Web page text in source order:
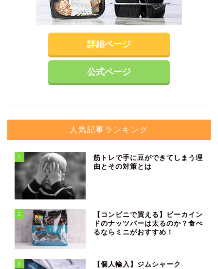
詳細ページ
公式ページ
人気記事ランキング
1
筋トレで手に豆ができてしまう理
由とその対策とは
2
【コンビニで買える】ビーカイン
ドのナッツバーは太るのか？食べ
るならミニがおすすめ！
3
【個人輸入】ジムシャーク